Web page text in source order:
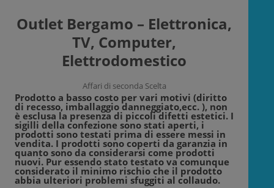
Outlet Bergamo – Elettronica,
TV, Computer,
Elettrodomestico
Affari di seconda Scelta
Prodotto a basso costo per vari motivi (diritto
di recesso, imballaggio danneggiato,ecc. ), non
è esclusa la presenza di piccoli difetti estetici. I
sigilli della confezione sono stati aperti, i
prodotti sono testati prima di essere messi in
vendita. I prodotti sono coperti da garanzia in
quanto sono da considerarsi come prodotti
nuovi. Pur essendo stato testato va comunque
considerato il minimo rischio che il prodotto
abbia ulteriori problemi sfuggiti al collaudo.